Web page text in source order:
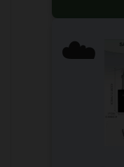
☁️